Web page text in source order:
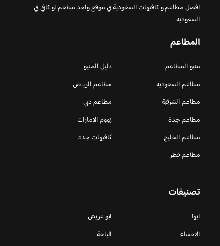
افضل مطاعم و كافيهات السعودية في موقع واحد مطعم او كافي في
السعودية
المطاعم
منيو المطاعم
دليل المنيو
مطاعم السعودية
مطاعم الرياض
مطاعم الشرقية
مطاعم دبي
مطاعم جدة
زووم الامارات
مطاعم الخليج
كافيهات جده
مطاعم قطر
تصنيفات
ابها
ابو عريش
الاحساء
الباحة